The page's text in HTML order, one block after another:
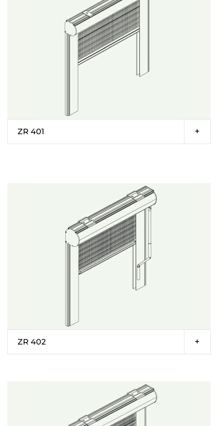
ZR 401
ZR 402